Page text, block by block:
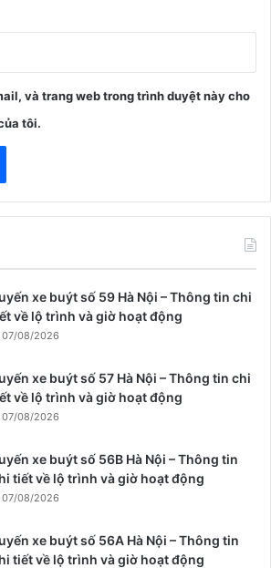
và trang web trong trình duyệt này cho
tôi.
xe buýt số 59 Hà Nội – Thông tin chi
về lộ trình và giờ hoạt động
07/08/2026
xe buýt số 57 Hà Nội – Thông tin chi
về lộ trình và giờ hoạt động
07/08/2026
xe buýt số 56B Hà Nội – Thông tin
tiết về lộ trình và giờ hoạt động
07/08/2026
xe buýt số 56A Hà Nội – Thông tin
tiết về lộ trình và giờ hoạt động